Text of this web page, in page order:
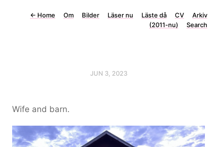
← Home Om Bilder Läser nu Läste då CV
Arkiv
(2011-nu)
Search
JUN 3, 2023
Wife and barn.